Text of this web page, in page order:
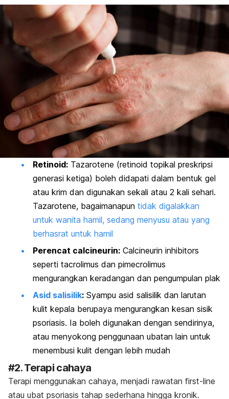
Retinoid: Tazarotene (retinoid topikal preskripsi
generasi ketiga) boleh didapati dalam bentuk gel
atau krim dan digunakan sekali atau 2 kali sehari.
Tazarotene, bagaimanapun tidak digalakkan
untuk wanita hamil, sedang menyusu atau yang
berhasrat untuk hamil
Perencat calcineurin: Calcineurin inhibitors
seperti tacrolimus dan pimecrolimus
mengurangkan keradangan dan pengumpulan plak
Asid salisilik: Syampu asid salisilik dan larutan
kulit kepala berupaya mengurangkan kesan sisik
psoriasis. Ia boleh digunakan dengan sendirinya,
atau menyokong penggunaan ubatan lain untuk
menembusi kulit dengan lebih mudah
#2. Terapi cahaya
Terapi menggunakan cahaya, menjadi rawatan first-line
atau ubat psoriasis tahap sederhana hingga kronik.